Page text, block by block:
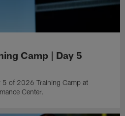
Camp | Day 5
of 2026 Training Camp at
Center.